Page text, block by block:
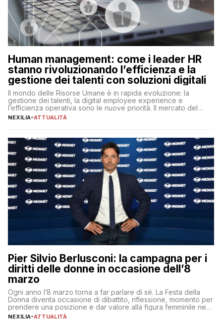
Human management: come i leader HR
stanno rivoluzionando l’efficienza e la
gestione dei talenti con soluzioni digitali
Il mondo delle Risorse Umane è in rapida evoluzione: la
gestione dei talenti, la digital employee experience e
l’efficienza operativa sono le nuove priorità. Il mercato del
lavoro, d’altra parte, è sempre più competitivo con una lotta
NEXILIA-ATTUALITÀ
Pier Silvio Berlusconi: la campagna per i
diritti delle donne in occasione dell’8
marzo
Ogni anno l’8 marzo torna a far parlare di sé. La Festa della
Donna diventa occasione di dibattito, riflessione, momento per
prendere una posizione e dar valore alla figura femminile nella
sua complessità e crucialità. A lanciare un messaggio “forte e
NEXILIA-ATTUALITÀ